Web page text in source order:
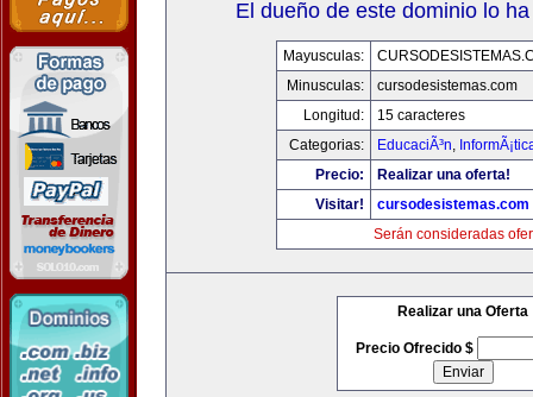
El dueño de este dominio lo
Mayusculas:
Minusculas:
cursodesistemas.com
Longitud:
15 caracteres
Categorias:
EducaciÃ³n,
Precio:
Realizar una oferta!
Visitar!
cursodesistemas.com
Serán consideradas
Realizar una Oferta
Precio Ofrecido $